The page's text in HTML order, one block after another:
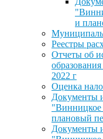
и
Реестры
Отчеты об
2022 г
Оценка
Документы
"Винницкое
плановый
Документы